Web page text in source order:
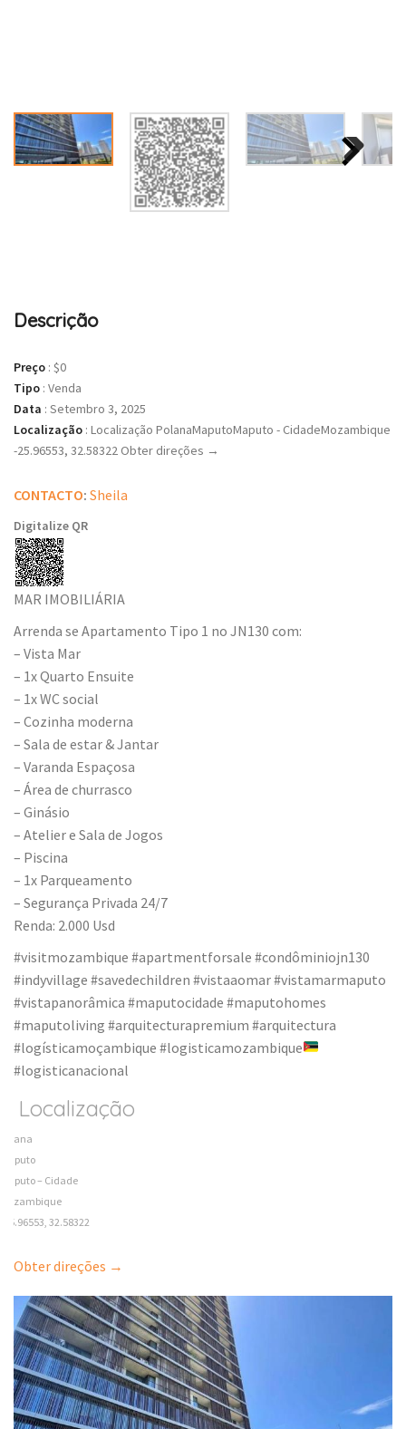
Descrição
Preço : $0
Tipo : Venda
Data : Setembro 3, 2025
Localização : Localização PolanaMaputoMaputo - CidadeMozambique
-25.96553, 32.58322 Obter direções →
CONTACTO: Sheila
Digitalize QR
MAR IMOBILIÁRIA
Arrenda se Apartamento Tipo 1 no JN130 com:
– Vista Mar
– 1x Quarto Ensuite
– 1x WC social
– Cozinha moderna
– Sala de estar & Jantar
– Varanda Espaçosa
– Área de churrasco
– Ginásio
– Atelier e Sala de Jogos
– Piscina
– 1x Parqueamento
– Segurança Privada 24/7
Renda: 2.000 Usd
#visitmozambique #apartmentforsale #condôminiojn130
#indyvillage #savedechildren #vistaaomar #vistamarmaputo
#vistapanorâmica #maputocidade #maputohomes
#maputoliving #arquitecturapremium #arquitectura
#logísticamoçambique #logisticamozambique
#logisticanacional
Localização
Polana
Maputo
Maputo – Cidade
Mozambique
-25.96553, 32.58322
Obter direções →